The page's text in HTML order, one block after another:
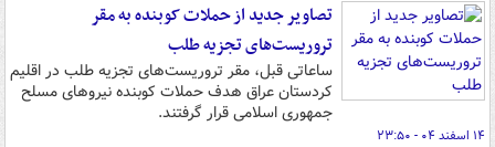
تصاویر جدید از حملات کوبنده به مقر
تروریست‌های تجزیه طلب
ساعاتی قبل، مقر تروریست‌های تجزیه طلب در اقلیم
کردستان عراق هدف حملات کوبنده نیروهای مسلح
جمهوری اسلامی قرار گرفتند.
۱۴ اسفند ۰۴ - ۲۳:۵۰